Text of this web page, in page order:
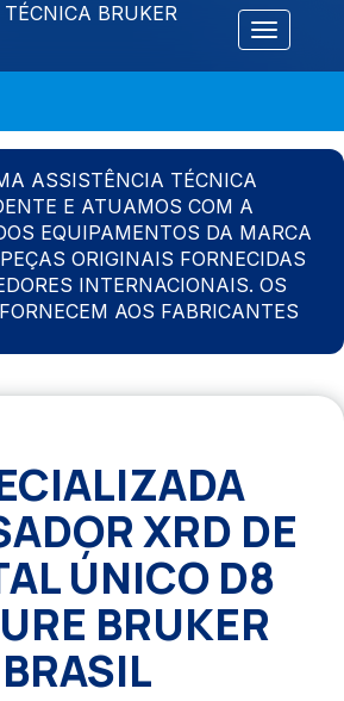
Alternar
ASSISTÊNCIA TÉCNICA
E ATUAMOS COM A
EQUIPAMENTOS DA MARCA
ORIGINAIS FORNECIDAS
INTERNACIONAIS. OS
AOS FABRICANTES
XRD DE
ÚNICO D8
BRUKER
BRASIL